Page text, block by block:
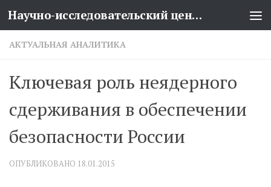
Перейти к содержимому Научно-исследовательский центр проблем национальной безопасности
АКТУАЛЬНАЯ АНАЛИТИКА
Ключевая роль неядерного
сдерживания в обеспечении
безопасности России
ОПУБЛИКОВАНО 18.01.2015